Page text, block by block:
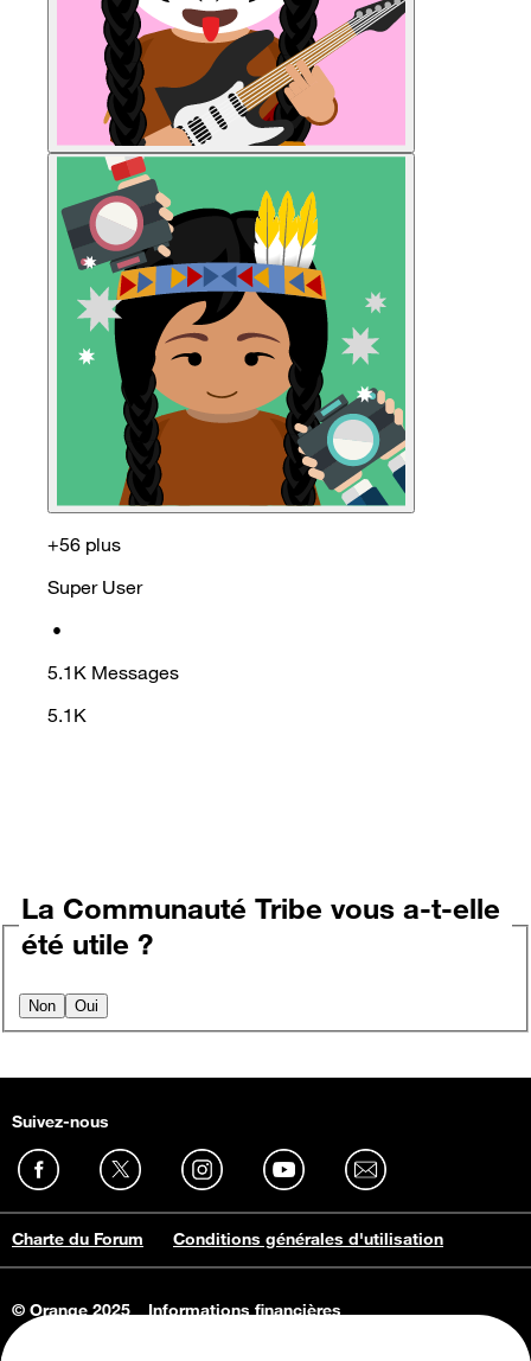
+56 plus
Super User
•
5.1K Messages
5.1K
La Communauté Tribe vous a-t-elle
été utile ?
Non Oui
Suivez-nous
Charte du Forum Conditions générales d'utilisation
© Orange 2025
Informations financières